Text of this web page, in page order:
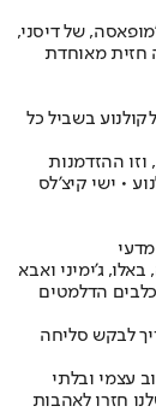
'מופאסה, של דיסני,
חזית מאוחדת
בשביל כל
ההזדמנות
• ישי קיצ'לס
ג’ימיני ואבא
לבקש סליחה
עצמי ובלתי
חזרו לאהבות